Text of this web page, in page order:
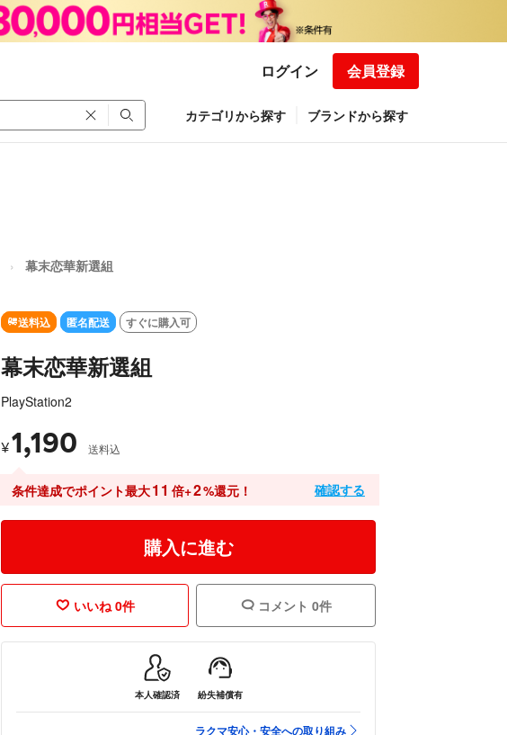
ログイン 会員登録
カテゴリから探す ブランドから探す
幕末恋華新選組
送料込 匿名配送 すぐに購入可
幕末恋華新選組
PlayStation2
¥1,190 送料込
条件達成でポイント最大11 倍+2%還元！ 確認する
購入に進む
いいね 0件 コメント 0件
本人確認済 紛失補償有
ラクマ安心・安全への取り組み